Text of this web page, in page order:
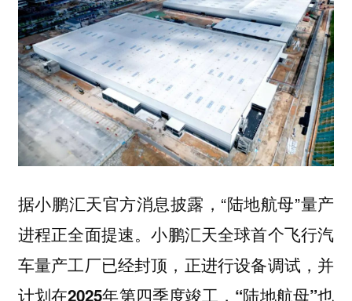
据小鹏汇天官方消息披露，“陆地航母”量产
进程正全面提速。小鹏汇天全球首个飞行汽
车量产工厂已经封顶，正进行设备调试，并
计划在2025年第四季度竣工，“陆地航母”也